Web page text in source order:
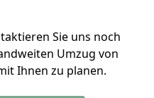
Sie uns noch
Umzug von
Ihnen zu planen.